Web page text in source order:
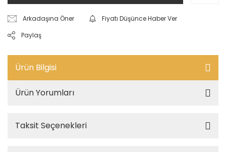
Arkadaşına Öner
Fiyatı Düşünce Haber Ver
Paylaş
Ürün Bilgisi
Ürün Yorumları
Taksit Seçenekleri